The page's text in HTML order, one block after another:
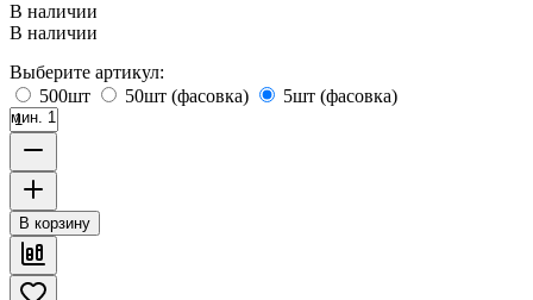
В наличии
В наличии
Выберите артикул:
500шт
50шт (фасовка) 5шт (фасовка)
мин. 1
В корзину